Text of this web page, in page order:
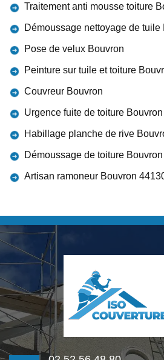
Traitement anti mousse toiture
Démoussage nettoyage de tuile
Pose de velux Bouvron
Peinture sur tuile et toiture
Couvreur Bouvron
Urgence fuite de toiture Bouvron
Habillage planche de rive
Démoussage de toiture Bouvron
Artisan ramoneur Bouvron